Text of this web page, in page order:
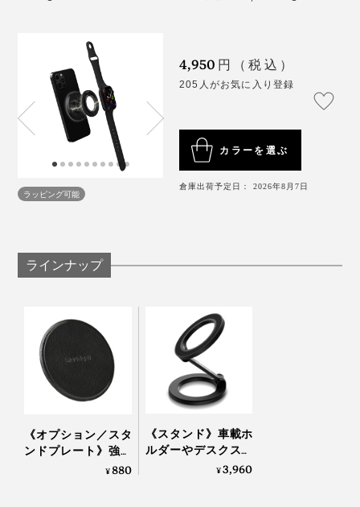
Apple製品それぞれの充電ケーブルやアダプタを持ち歩
いたり、家のあちこちに点在する充電器を探し回る必要
は、もうありません。
高粘着剤を使用しているため、PC・TPU・金属素材な
と粘着効果がなくなるため、ご注意を。
ワイヤレス充電が感知する箇所に貼付することで、
MagSafe対応のホールドリングやウォレット、モバイル
バッテリーなども使えて便利です。
“これひとつでいい”という快適を、ぜひ体験してくださ
い。
《使用方法》
ラッピング可能
4,950 円（税込）
205人がお気に入り登録
カラーを選ぶ
倉庫出荷予定日： 2026年8月7日
ラインナップ
《オプション／スタ
ンドプレート》強い
磁力でカンタン設
¥880
《スタンド》車載ホ
ルダーやデスクスタ
ンドに安定感バツグ
¥3,960